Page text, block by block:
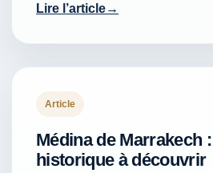
Lire l’article
Article
Médina de Marrakech
historique à découvrir